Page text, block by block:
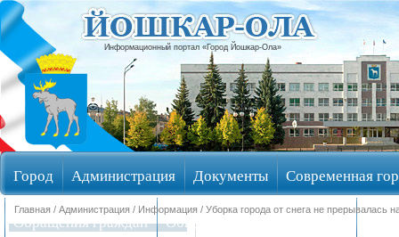
Информационный портал «Город Йошкар-Ола»
Город Администрация Документы Современная
Обращения граждан Общественные обсуждения
Главная / Администрация / Информация / Уборка города от снега не прерывалась